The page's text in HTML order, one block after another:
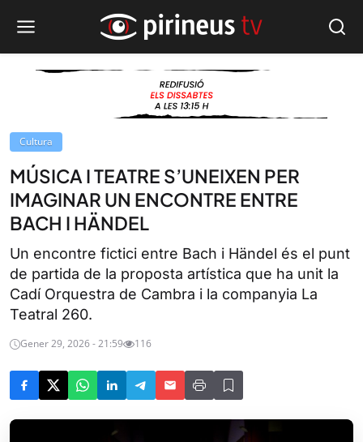
Cultura
MÚSICA I TEATRE S’UNEIXEN PER
IMAGINAR UN ENCONTRE ENTRE
BACH I HÄNDEL
Un encontre fictici entre Bach i Händel és el punt
de partida de la proposta artística que ha unit la
Cadí Orquestra de Cambra i la companyia La
Teatral 260.
Gener 29, 2026 - 21:59 116